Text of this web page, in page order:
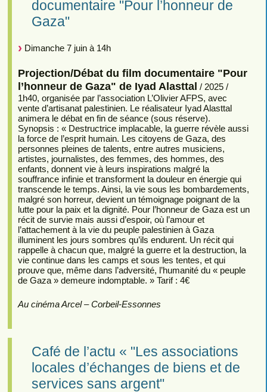
documentaire "Pour l’honneur de
Gaza"
Dimanche 7 juin à 14h
Projection/Débat du film documentaire "Pour
l’honneur de Gaza" de Iyad Alasttal / 2025 /
1h40, organisée par l’association L’Olivier AFPS, avec
vente d’artisanat palestinien. Le réalisateur Iyad Alasttal
animera le débat en fin de séance (sous réserve).
Synopsis : « Destructrice implacable, la guerre révèle aussi
la force de l’esprit humain. Les citoyens de Gaza, des
personnes pleines de talents, entre autres musiciens,
artistes, journalistes, des femmes, des hommes, des
enfants, donnent vie à leurs inspirations malgré la
souffrance infinie et transforment la douleur en énergie qui
transcende le temps. Ainsi, la vie sous les bombardements,
malgré son horreur, devient un témoignage poignant de la
lutte pour la paix et la dignité. Pour l’honneur de Gaza est un
récit de survie mais aussi d’espoir, où l’amour et
l’attachement à la vie du peuple palestinien à Gaza
illuminent les jours sombres qu’ils endurent. Un récit qui
rappelle à chacun que, malgré la guerre et la destruction, la
vie continue dans les camps et sous les tentes, et qui
prouve que, même dans l’adversité, l’humanité du « peuple
de Gaza » demeure indomptable. » Tarif : 4€
Au cinéma Arcel – Corbeil-Essonnes
Café de l’actu « "Les associations
locales d’échanges de biens et de
services sans argent"